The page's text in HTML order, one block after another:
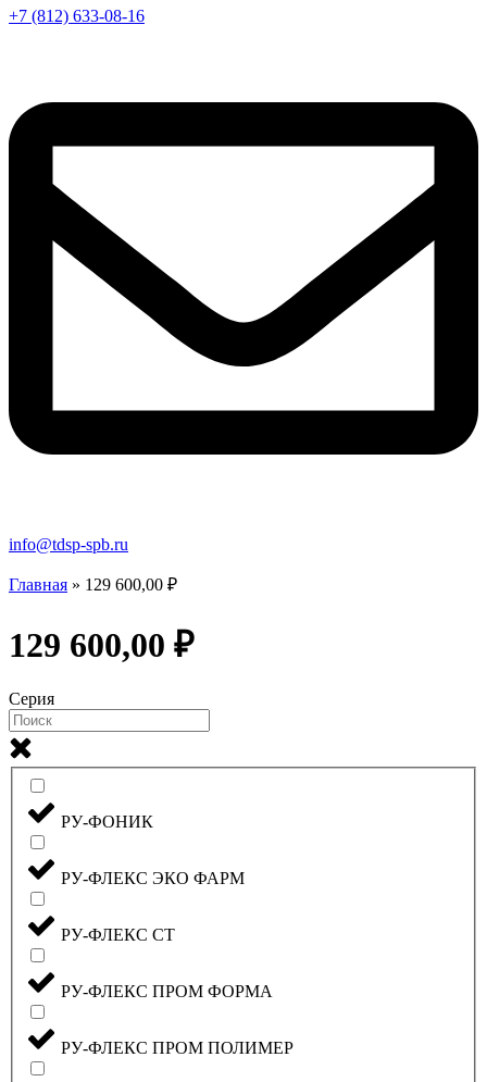
+7 (812) 633-08-16
info@tdsp-spb.ru
Главная » 129 600,00 ₽
129 600,00 ₽
Серия
РУ-ФОНИК
РУ-ФЛЕКС ЭКО ФАРМ
РУ-ФЛЕКС СТ
РУ-ФЛЕКС ПРОМ ФОРМА
РУ-ФЛЕКС ПРОМ ПОЛИМЕР